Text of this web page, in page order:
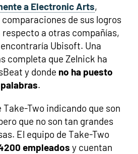
a Electronic Arts,
de sus logros
a otras compañías,
Ubisoft. Una
completa que Zelnick ha
y donde no ha puesto
.
Two indicando que son
que no son tan grandes
El equipo de Take-Two
empleados y cuentan